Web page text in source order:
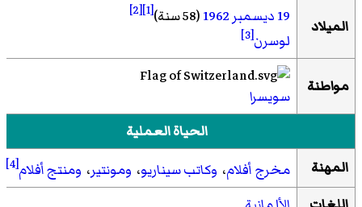
الميلاد 19 ديسمبر 1962(58 سنة) [1]
[2]
لوسرن[3]
مواطنة
سويسرا
الحياة العملية
المهنة
مخرج أفلام، وكاتب سيناريو، ومونتير، ومنتج أفلام[4]